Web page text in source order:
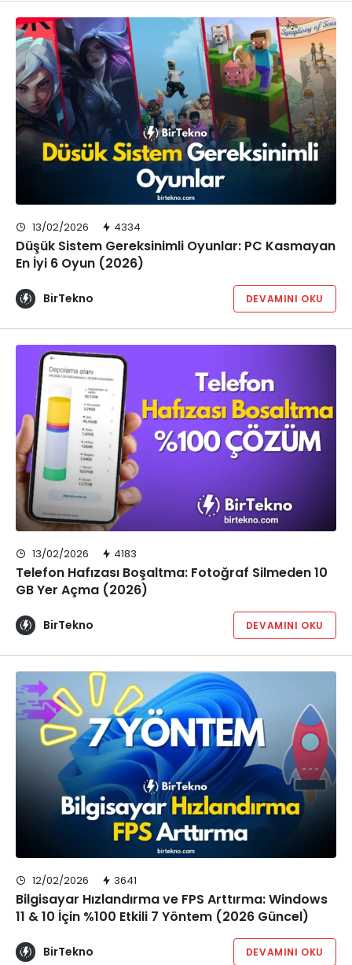
13/02/2026 4334
Düşük Sistem Gereksinimli Oyunlar: PC Kasmayan
En İyi 6 Oyun (2026)
BirTekno DEVAMINI OKU
13/02/2026 4183
Telefon Hafızası Boşaltma: Fotoğraf Silmeden 10
GB Yer Açma (2026)
BirTekno DEVAMINI OKU
12/02/2026 3641
Bilgisayar Hızlandırma ve FPS Arttırma: Windows
11 & 10 İçin %100 Etkili 7 Yöntem (2026 Güncel)
BirTekno DEVAMINI OKU